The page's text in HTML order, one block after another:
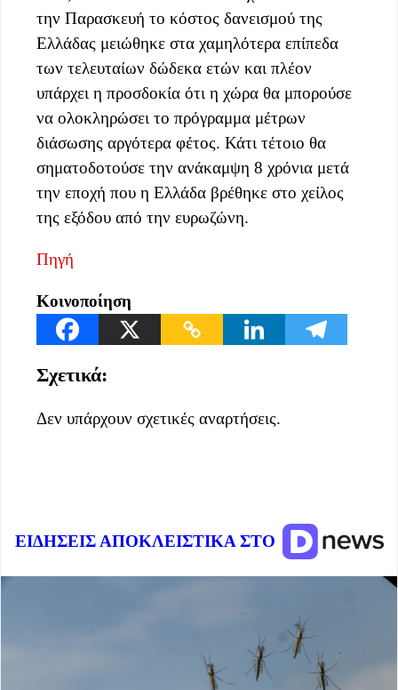
την Παρασκευή το κόστος δανεισμού της
Ελλάδας μειώθηκε στα χαμηλότερα επίπεδα
των τελευταίων δώδεκα ετών και πλέον
υπάρχει η προσδοκία ότι η χώρα θα μπορούσε
να ολοκληρώσει το πρόγραμμα μέτρων
διάσωσης αργότερα φέτος. Κάτι τέτοιο θα
σηματοδοτούσε την ανάκαμψη 8 χρόνια μετά
την εποχή που η Ελλάδα βρέθηκε στο χείλος
της εξόδου από την ευρωζώνη.
Πηγή
Κοινοποίηση
Σχετικά:
Δεν υπάρχουν σχετικές αναρτήσεις.
ΕΙΔΗΣΕΙΣ ΑΠΟΚΛΕΙΣΤΙΚΑ ΣΤΟ